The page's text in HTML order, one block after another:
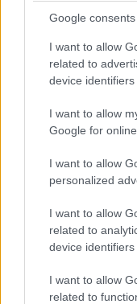
Google consents
I want to allow
related to
device identifiers
I want to allow
Google for
I want to allow
personalized
I want to allow
related to
device identifiers
I want to allow
related to